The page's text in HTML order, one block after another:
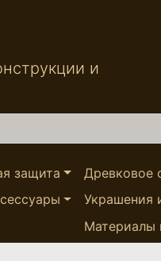
и
защита Древковое
Украшения
Материалы